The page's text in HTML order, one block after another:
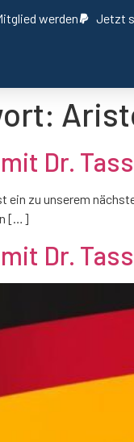
werden Jetzt
Dr.
ein zu unserem
[…]
Dr.